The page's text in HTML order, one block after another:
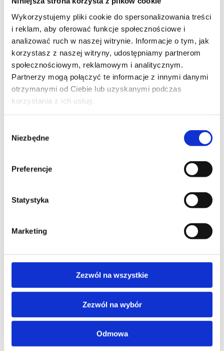
Wykorzystujemy pliki cookie do spersonalizowania treści
i reklam, aby oferować funkcje społecznościowe i
analizować ruch w naszej witrynie. Informacje o tym, jak
korzystasz z naszej witryny, udostępniamy partnerom
społecznościowym, reklamowym i analitycznym.
Partnerzy mogą połączyć te informacje z innymi danymi
otrzymanymi od Ciebie lub uzyskanymi podczas
korzystania z ich usług.
zgody
Niezbędne
Preferencje
Statystyka
Marketing
Zezwól na wszystkie
Zezwól na wybór
Odmowa
VMware vSphere: Install, Configure,
Manage [V8]
SZKOLENIE BIEŻĄCE
VMware Cloud Director: Deploy,
VMware Aria Automation: Install,
Configure, Manage [V8.17]